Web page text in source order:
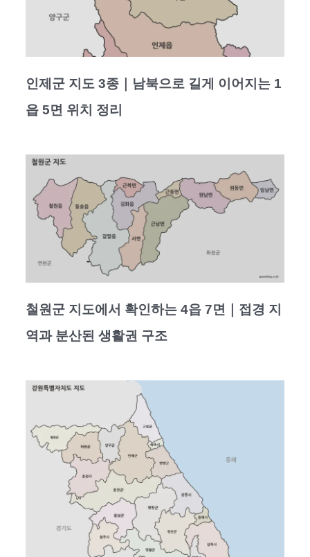
인제군 지도 3종｜남북으로 길게 이어지는 1
읍 5면 위치 정리
철원군 지도에서 확인하는 4읍 7면｜접경 지
역과 분산된 생활권 구조